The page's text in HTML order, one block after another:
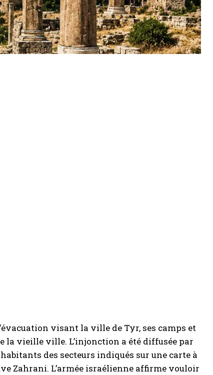
visant la ville de Tyr, ses camps et
vieille ville. L’injonction a été diffusée par
des secteurs indiqués sur une carte à
Zahrani. L’armée israélienne affirme vouloir